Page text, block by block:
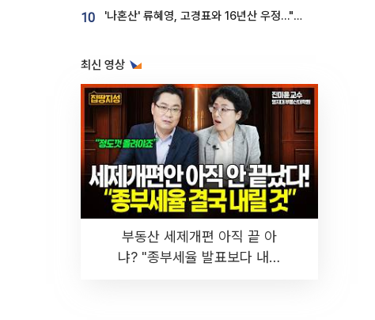
10 '나혼산' 류혜영, 고경표와 16년산 우정…"자취방서 부모님과 마주쳐"
최신 영상
부동산 세제개편 아직 끝 아
냐? "종부세율 발표보다 내릴